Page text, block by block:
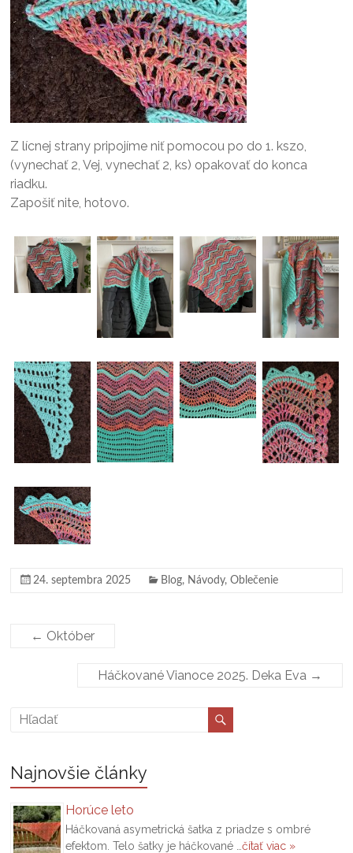
Z lícnej strany pripojíme niť pomocou po do 1. kszo,
(vynechať 2, Vej, vynechať 2, ks) opakovať do konca
riadku.
Zapošiť nite, hotovo.
24. septembra 2025 Blog, Návody,Oblečenie
← Október
Háčkované Vianoce 2025. Deka Eva →
Najnovšie články
Horúce leto
Háčkovaná asymetrická šatka z priadze s ombré
efektom. Telo šatky je háčkované …čítať viac »